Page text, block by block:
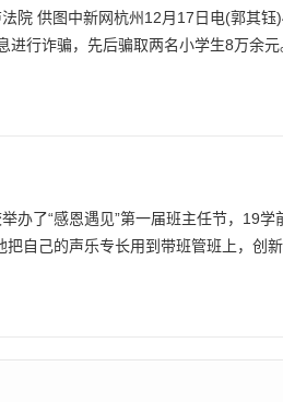
院 供图中新网杭州12月17日电(郭其钰
进行诈骗，先后骗取两名小学生8万余
办了“感恩遇见”第一届班主任节，19
把自己的声乐专长用到带班管班上，创